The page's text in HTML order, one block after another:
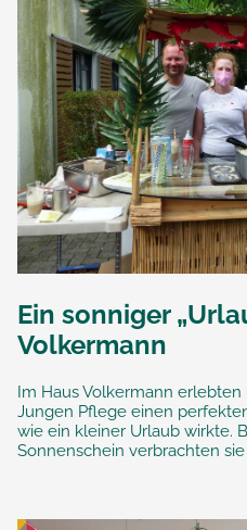
Ein sonniger
Volkermann
Im Haus Volkermann
Jungen Pflege einen
wie ein kleiner Urlaub wirkte.
Sonnenschein verbrachten sie